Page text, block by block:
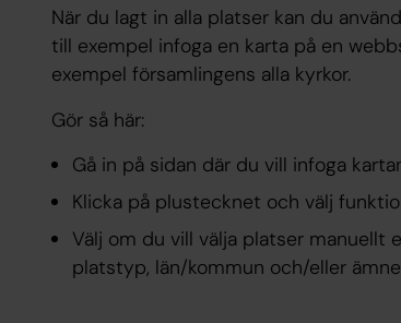
När du lagt in alla platser kan du
till exempel infoga en karta på en
exempel församlingens alla kyrkor.
Gör så här:
Gå in på sidan där du vill infoga
Klicka på plustecknet och välj
Välj om du vill välja platser
platstyp, län/kommun och/eller